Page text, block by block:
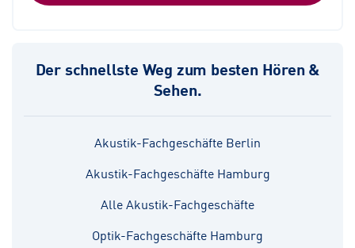
Der schnellste Weg zum besten Hören &
Sehen.
Akustik-Fachgeschäfte Berlin
Akustik-Fachgeschäfte Hamburg
Alle Akustik-Fachgeschäfte
Optik-Fachgeschäfte Hamburg